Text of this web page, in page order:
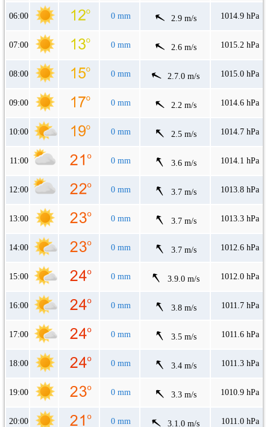
06:00 0 mm 2.9 m/s 1014.9 hPa
07:00 0 mm 2.6 m/s 1015.2 hPa
08:00 0 mm 2.7.0 m/s 1015.0 hPa
09:00 0 mm 2.2 m/s 1014.6 hPa
10:00 0 mm 2.5 m/s 1014.7 hPa
11:00 0 mm 3.6 m/s 1014.1 hPa
12:00 0 mm 3.7 m/s 1013.8 hPa
13:00 0 mm 3.7 m/s 1013.3 hPa
14:00 0 mm 3.7 m/s 1012.6 hPa
15:00 0 mm 3.9.0 m/s 1012.0 hPa
16:00 0 mm 3.8 m/s 1011.7 hPa
17:00 0 mm 3.5 m/s 1011.6 hPa
18:00 0 mm 3.4 m/s 1011.3 hPa
19:00 0 mm 3.3 m/s 1010.9 hPa
20:00 0 mm 3.1.0 m/s 1011.0 hPa